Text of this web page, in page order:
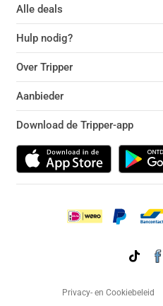
Alle deals
Hulp nodig?
Over Tripper
Aanbieder
Download de Tripper-app
Privacy- en Cookiebeleid